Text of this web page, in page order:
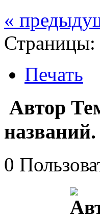
«
Печать
Автор
0